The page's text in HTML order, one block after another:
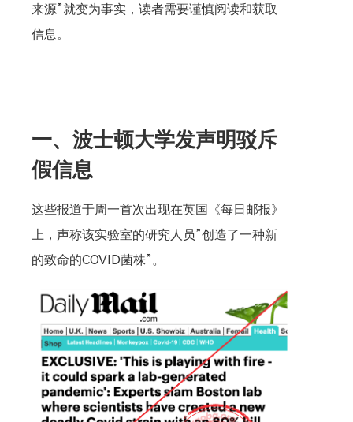
来源”就变为事实，读者需要谨慎阅读和获取
信息。
一、波士顿大学发声明驳斥
假信息
这些报道于周一首次出现在英国《每日邮报》
上，声称该实验室的研究人员”创造了一种新
的致命的COVID菌株”。